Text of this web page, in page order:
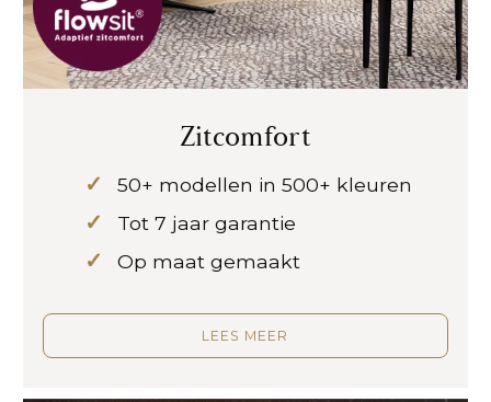
Zitcomfort
50+ modellen in 500+ kleuren
Tot 7 jaar garantie
Op maat gemaakt
LEES MEER